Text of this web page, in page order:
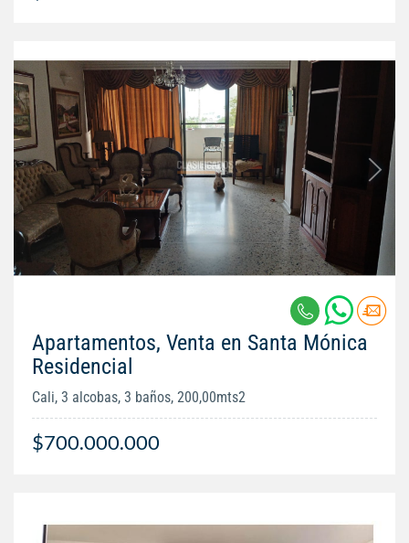
Apartamentos, Venta en Santa Mónica
Residencial
Cali, 3 alcobas, 3 baños, 200,00mts2
$700.000.000